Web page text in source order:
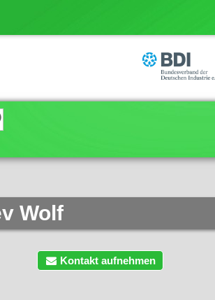
Wolf
Kontakt aufnehmen